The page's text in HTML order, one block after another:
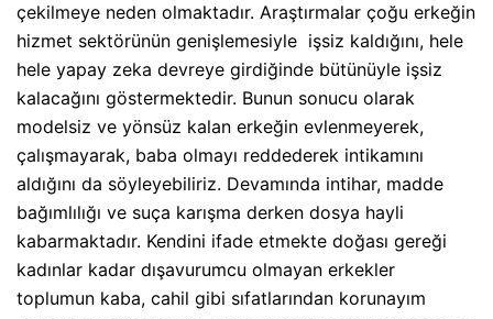
çekilmeye neden olmaktadır. Araştırmalar çoğu erkeğin
hizmet sektörünün genişlemesiyle işsiz kaldığını, hele
hele yapay zeka devreye girdiğinde bütünüyle işsiz
kalacağını göstermektedir. Bunun sonucu olarak
modelsiz ve yönsüz kalan erkeğin evlenmeyerek,
çalışmayarak, baba olmayı reddederek intikamını
aldığını da söyleyebiliriz. Devamında intihar, madde
bağımlılığı ve suça karışma derken dosya hayli
kabarmaktadır. Kendini ifade etmekte doğası gereği
kadınlar kadar dışavurumcu olmayan erkekler
toplumun kaba, cahil gibi sıfatlarından korunayım